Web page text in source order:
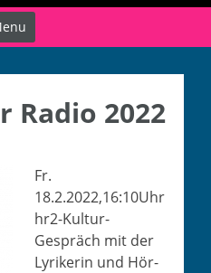
Radio 2022
Fr.
18.2.2022,16:10Uhr
hr2-Kul­tur-
Gespräch mit der
Lyrik­erin und Hör­